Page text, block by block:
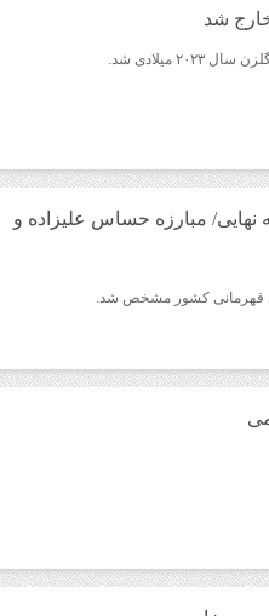
میلادی شد.
مبارزه حساس علیزاده و